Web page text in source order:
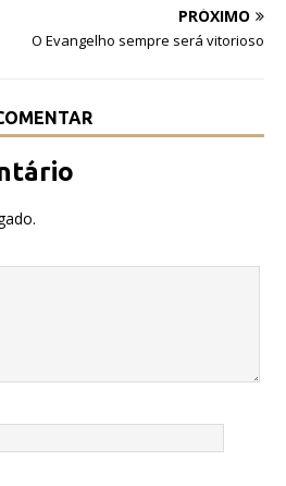
PRÓXIMO
O Evangelho sempre será vitorioso